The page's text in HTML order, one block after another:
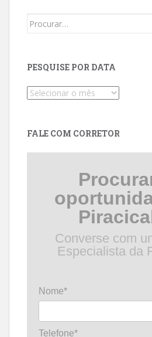
Search
PESQUISE POR DATA
Pesquise
FALE COM CORRETOR
Converse com
Especialista da
Nome*
Telefone*